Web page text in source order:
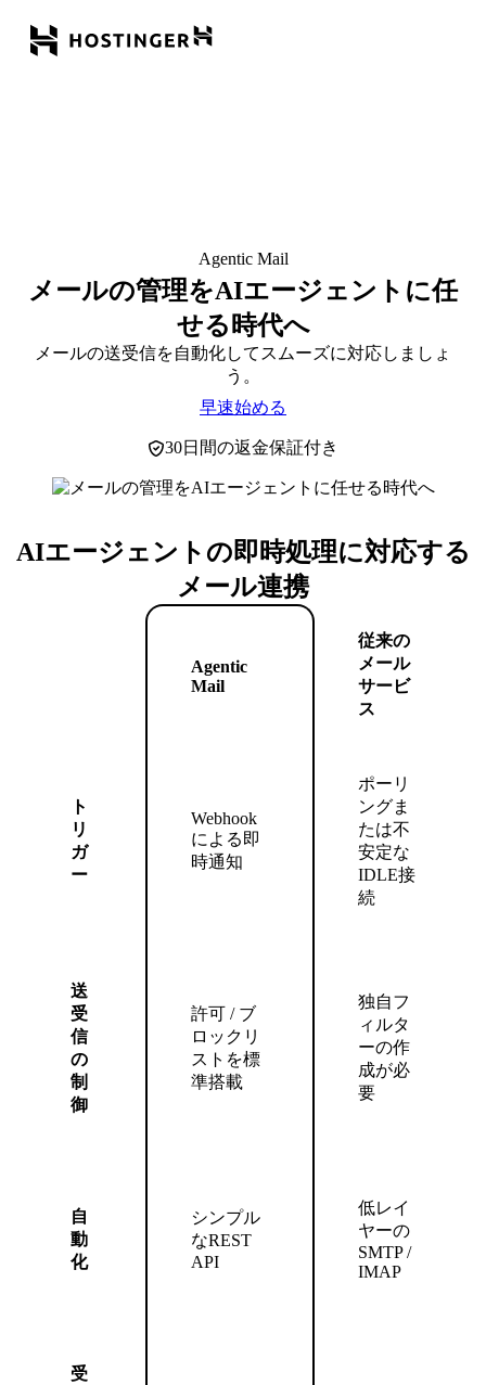
Agentic Mail
メールの管理をAIエージェントに任
せる時代へ
メールの送受信を自動化してスムーズに対応しましょ
う。
早速始める
30日間の返金保証付き
AIエージェントの即時処理に対応する
メール連携
Agentic
Mail
従来の
メール
サービ
ス
ト
リ
ガ
ー
Webhook
による即
時通知
ポーリ
ングま
たは不
安定な
IDLE接
続
送
受
信
の
制
御
許可 / ブ
ロックリ
ストを標
準搭載
独自フ
ィルタ
ーの作
成が必
要
自
動
化
シンプル
なREST
API
低レイ
ヤーの
SMTP /
IMAP
受